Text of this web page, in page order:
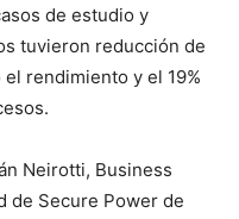
de estudio y
tuvieron reducción de
rendimiento y el 19%
Neirotti, Business
de Secure Power de